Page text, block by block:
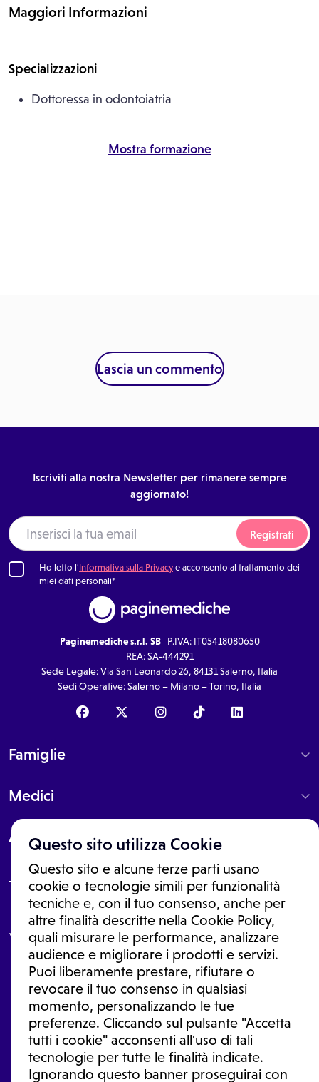
Questo sito utilizza Cookie
Questo sito e alcune terze parti usano
cookie o tecnologie simili per funzionalità
tecniche e, con il tuo consenso, anche per
altre finalità descritte nella Cookie Policy,
quali misurare le performance, analizzare
audience e migliorare i prodotti e servizi.
Puoi liberamente prestare, rifiutare o
revocare il tuo consenso in qualsiasi
momento, personalizzando le tue
preferenze. Cliccando sul pulsante "Accetta
tutti i cookie" acconsenti all'uso di tali
tecnologie per tutte le finalità indicate.
Ignorando questo banner proseguirai con
Maggiori Informazioni
Specializzazioni
Dottoressa in odontoiatria
Mostra formazione
Lascia un commento
Iscriviti alla nostra Newsletter per rimanere sempre
aggiornato!
Registrati
Ho letto l'Informativa sulla Privacye acconsento al trattamento dei
miei dati personali*
Paginemediche s.r.l. SB| P.IVA: IT05418080650
REA: SA-444291
Sede Legale: Via San Leonardo 26, 84131 Salerno, Italia
Sedi Operative: Salerno – Milano – Torino, Italia
Famiglie
Medici
About
Le informazioni proposte in questo sito non sono un consulto medico.
In nessun caso, queste informazioni sostituiscono un consulto, una
visita o una diagnosi formulata dal medico. Non si devono considerare
le informazioni disponibili come suggerimenti per la formulazione di
una diagnosi, la determinazione di un trattamento o l'assunzione o
sospensione di un farmaco senza prima consultare un medico di
medicina generale o uno specialista.
Condizioni di utilizzo|Privacy Policy |Gestione Cookie
Ⓒ 2026 | Tutti i diritti riservati.